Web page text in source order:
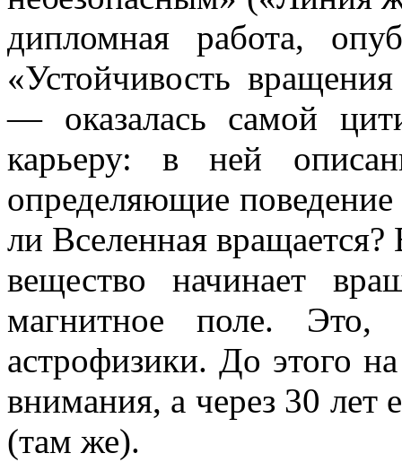
дипломная работа,
«Устойчивость
— оказалась самой
карьеру: в ней
определяющие
ли Вселенная
вещество начинает
магнитное поле.
астрофизики. До этого
внимания, а через 30
(там же).